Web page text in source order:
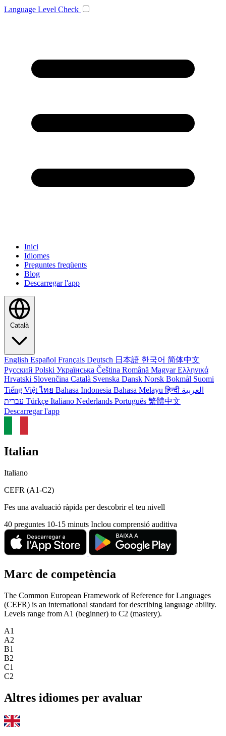
Language Level Check
Inici
Idiomes
Preguntes freqüents
Blog
Descarregar l'app
Català
English Español Français Deutsch 日本語 한국어 简体中文
Русский Polski Українська Čeština Română MagyarΕλληνικά
Hrvatski Slovenčina Català Svenska Dansk Norsk Bokmål Suomi
Tiếng Việtไทย Bahasa Indonesia Bahasa Melayuहिन्दी العربية
Türkçe Italiano Nederlands Português 繁體中文
Descarregar l'app
Italian
Italiano
CEFR (A1-C2)
Fes una avaluació ràpida per descobrir el teu nivell
40 preguntes 10-15 minuts Inclou comprensió auditiva
Marc de competència
The Common European Framework of Reference for Languages
(CEFR) is an international standard for describing language ability.
Levels range from A1 (beginner) to C2 (mastery).
A1
A2
B1
B2
C1
C2
Altres idiomes per avaluar